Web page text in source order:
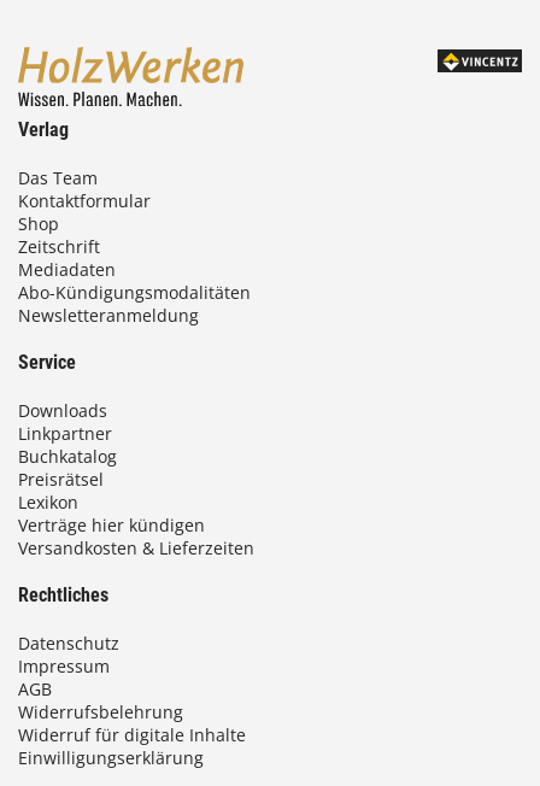
Verlag
Das Team
Kontaktformular
Shop
Zeitschrift
Mediadaten
Abo-Kündigungsmodalitäten
Newsletteranmeldung
Service
Downloads
Linkpartner
Buchkatalog
Preisrätsel
Lexikon
Verträge hier kündigen
Versandkosten & Lieferzeiten
Rechtliches
Datenschutz
Impressum
AGB
Widerrufsbelehrung
Widerruf für digitale Inhalte
Einwilligungserklärung